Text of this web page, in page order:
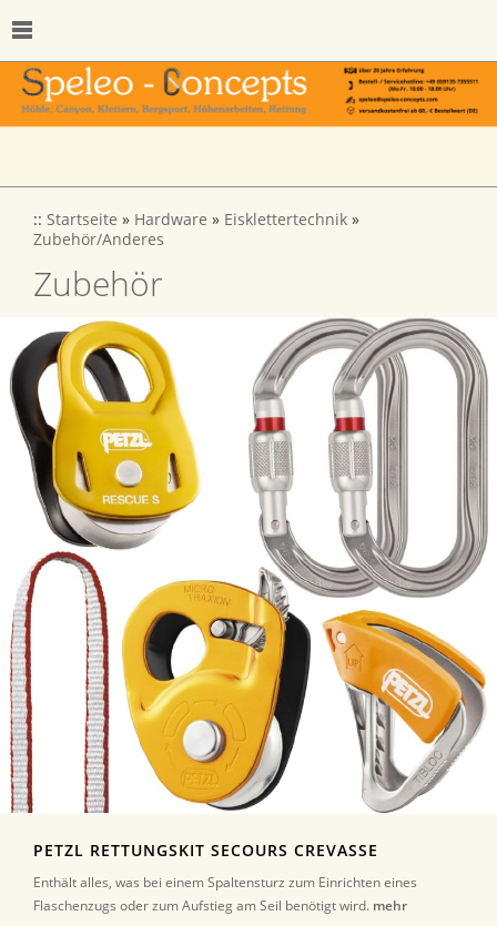
:: Startseite » Hardware » Eisklettertechnik »
Zubehör/Anderes
Zubehör
PETZL RETTUNGSKIT SECOURS CREVASSE
Enthält alles, was bei einem Spaltensturz zum Einrichten eines
Flaschenzugs oder zum Aufstieg am Seil benötigt wird. mehr